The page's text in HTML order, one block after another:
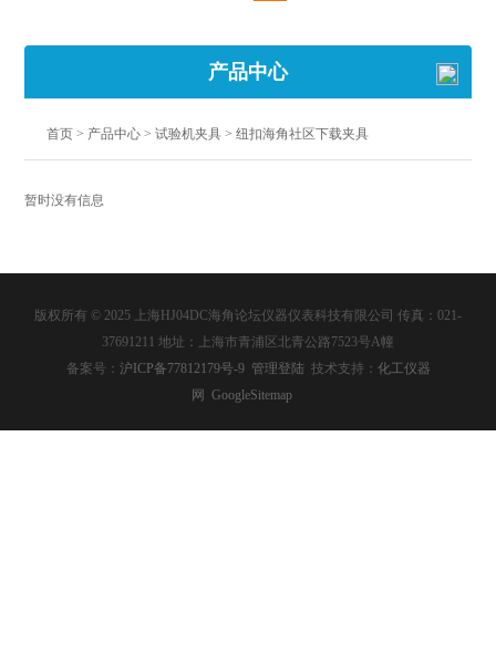
产品中心
首页 > 产品中心 >试验机夹具 >纽扣海角社区下载夹具
暂时没有信息
版权所有 © 2025 上海HJ04DC海角论坛仪器仪表科技有限公司 传真：021-
37691211 地址：上海市青浦区北青公路7523号A幢
备案号： 沪ICP备77812179号-9 管理登陆 技术支持： 化工仪器
网 GoogleSitemap